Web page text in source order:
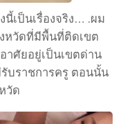
นี้เป็นเรื่องจริง… .ผม
หวัดที่มีพื้นที่ติดเขต
าศัยอยู่เป็นเขตด่าน
บราชการครู ตอนนั้น
วัด